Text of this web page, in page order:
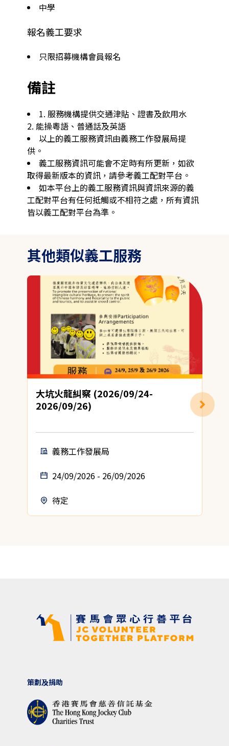
中學
報名義工要求
只限招募機構會員報名
備註
1. 服務機構提供交通津貼、證書及飲用水
2. 能操粵語、普通話及英語
以上的義工服務資訊由義務工作發展局提
供。
義工服務資訊可能會不定時有所更新，如欲
取得最新版本的資訊，請參考義工配對平台。
如本平台上的義工服務資訊與資訊來源的義
工配對平台有任何抵觸或不相符之處，所有資訊
皆以義工配對平台為準。
其他類似義工服務
大坑火龍糾察 (2026/09/24-
2026/09/26)
義務工作發展局
24/09/2026 - 26/09/2026
待定
策劃及捐助